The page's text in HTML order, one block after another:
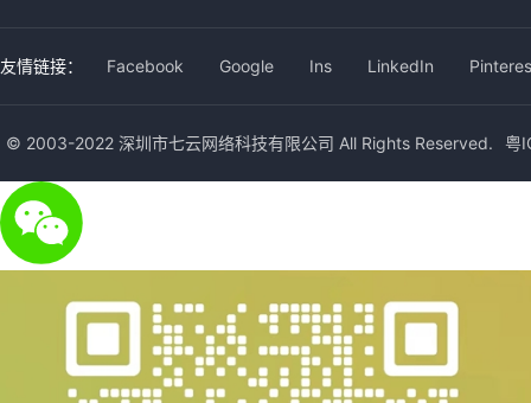
友情链接： Facebook Google Ins LinkedIn
© 2003-2022 深圳市七云网络科技有限公司 All Rights Reserved. 粤